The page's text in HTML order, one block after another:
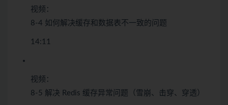
视频：
8-4 如何解决缓存和数据表不一致的问题
14:11
视频：
8-5 解决 Redis 缓存异常问题（雪崩、击穿、穿透）